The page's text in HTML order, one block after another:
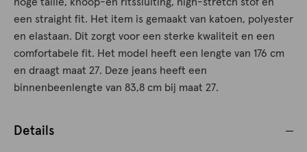
hoge taille, knoop-en ritssluiting, high-stretch stof en
een straight fit. Het item is gemaakt van katoen, polyester
en elastaan. Dit zorgt voor een sterke kwaliteit en een
comfortabele fit. Het model heeft een lengte van 176 cm
en draagt maat 27. Deze jeans heeft een
binnenbeenlengte van 83,8 cm bij maat 27.
Details